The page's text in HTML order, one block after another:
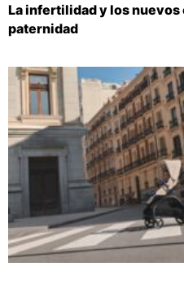
La infertilidad y los nuevos
paternidad